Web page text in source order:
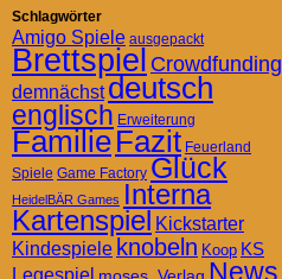
Schlagwörter
Amigo Spiele ausgepackt
Brettspiel Crowdfunding
demnächst deutsch
englisch Erweiterung
FamilieFazit Feuerland
Spiele Game Factory Glück
HeidelBÄR Games Interna
Kartenspiel Kickstarter
Kindespiele knobeln Koop KS
Legespiel
News